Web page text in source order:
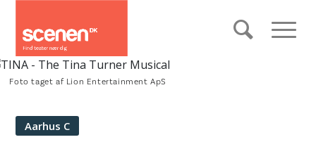
Foto taget af Lion Entertainment ApS
Aarhus C